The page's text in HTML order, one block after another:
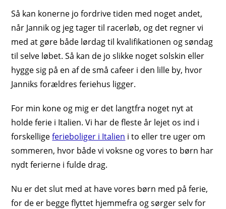
Så kan konerne jo fordrive tiden med noget andet,
når Jannik og jeg tager til racerløb, og det regner vi
med at gøre både lørdag til kvalifikationen og søndag
til selve løbet. Så kan de jo slikke noget solskin eller
hygge sig på en af de små cafeer i den lille by, hvor
Janniks forældres feriehus ligger.
For min kone og mig er det langtfra noget nyt at
holde ferie i Italien. Vi har de fleste år lejet os ind i
forskelligeferieboliger i Italien i to eller tre uger om
sommeren, hvor både vi voksne og vores to børn har
nydt ferierne i fulde drag.
Nu er det slut med at have vores børn med på ferie,
for de er begge flyttet hjemmefra og sørger selv for